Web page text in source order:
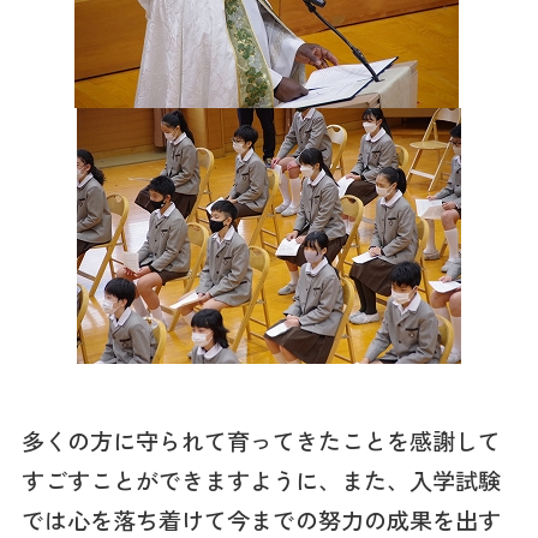
多くの方に守られて育ってきたことを感謝して
すごすことができますように、また、入学試験
では心を落ち着けて今までの努力の成果を出す